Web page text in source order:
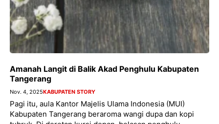
Amanah Langit di Balik Akad Penghulu Kabupaten
Tangerang
Nov. 4, 2025KABUPATEN STORY
Pagi itu, aula Kantor Majelis Ulama Indonesia (MUI)
Kabupaten Tangerang beraroma wangi dupa dan kopi